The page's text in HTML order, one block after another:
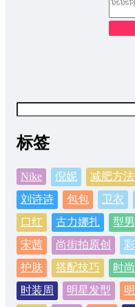
搜
标签
Nike 倪妮 减肥方法
刘诗诗
包包 卫衣
口红
古力娜扎 型男
宋茜
尚街拍原创
护肤
搭配技巧 时
时装周
明星发型